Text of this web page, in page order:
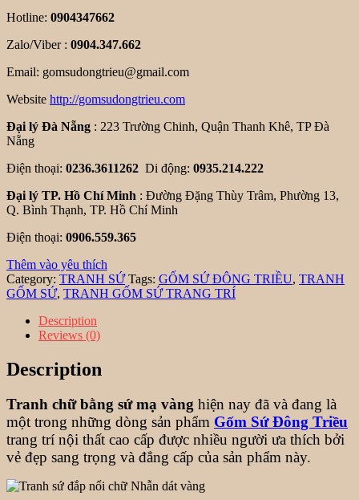
Hotline: 0904347662
Zalo/Viber : 0904.347.662
Email: gomsudongtrieu@gmail.com
Website http://gomsudongtrieu.com
Đại lý Đà Nẵng : 223 Trường Chinh, Quận Thanh Khê, TP Đà
Nẵng
Điện thoại: 0236.3611262 Di động: 0935.214.222
Đại lý TP. Hồ Chí Minh : Đường Đặng Thùy Trâm, Phường 13,
Q. Bình Thạnh, TP. Hồ Chí Minh
Điện thoại: 0906.559.365
Thêm vào yêu thích
Category: TRANH SỨ Tags: GỐM SỨ ĐÔNG TRIỀU, TRANH
GỐM SỨ, TRANH GỐM SỨ TRANG TRÍ
Description
Reviews (0)
Description
Tranh chữ bằng sứ mạ vàng hiện nay đã và đang là
một trong những dòng sản phẩm Gốm Sứ Đông Triều
trang trí nội thất cao cấp được nhiều người ưa thích bởi
vẻ đẹp sang trọng và đẳng cấp của sản phẩm này.